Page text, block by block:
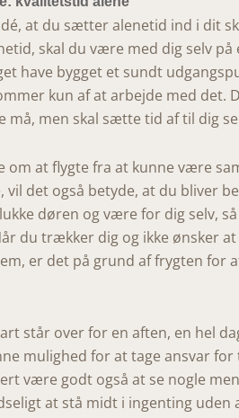
at du sætter alenetid ind i dit
skal du være med dig selv
have bygget et sundt
kun af at arbejde med det.
må, men skal sætte tid af til dig
om at flygte fra at kunne være
vil det også betyde, at du bliver
døren og være for dig selv,
du trækker dig og ikke ønsker
er det på grund af frygten for
står over for en aften, en hel
mulighed for at tage ansvar
være godt også at se nogle
at stå midt i ingenting uden